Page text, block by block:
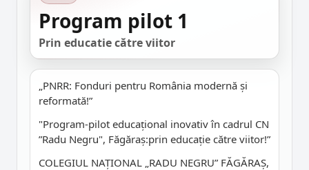
Program pilot 1
Prin educatie către viitor
„PNRR: Fonduri pentru România modernă și
reformată!”
"Program-pilot educațional inovativ în cadrul CN
”Radu Negru", Făgăraș:prin educație către viitor!”
COLEGIUL NAȚIONAL „RADU NEGRU” FĂGĂRAȘ,